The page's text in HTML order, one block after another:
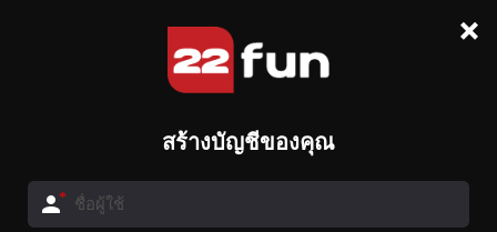
สร้างบัญชีของคุณ